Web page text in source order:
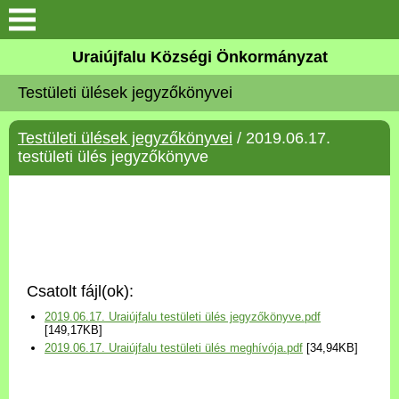
Köszöntő
Elérhetőségek
Uraiújfalu
Választási információk
Versenyképes Járások
Uraiújfalu Községi Önkormányzat
Testületi ülések jegyzőkönyvei
Testületi ülések jegyzőkönyvei / 2019.06.17.
testületi ülés jegyzőkönyve
Csatolt fájl(ok):
2019.06.17. Uraiújfalu testületi ülés jegyzőkönyve.pdf
[149,17KB]
2019.06.17. Uraiújfalu testületi ülés meghívója.pdf [34,94KB]